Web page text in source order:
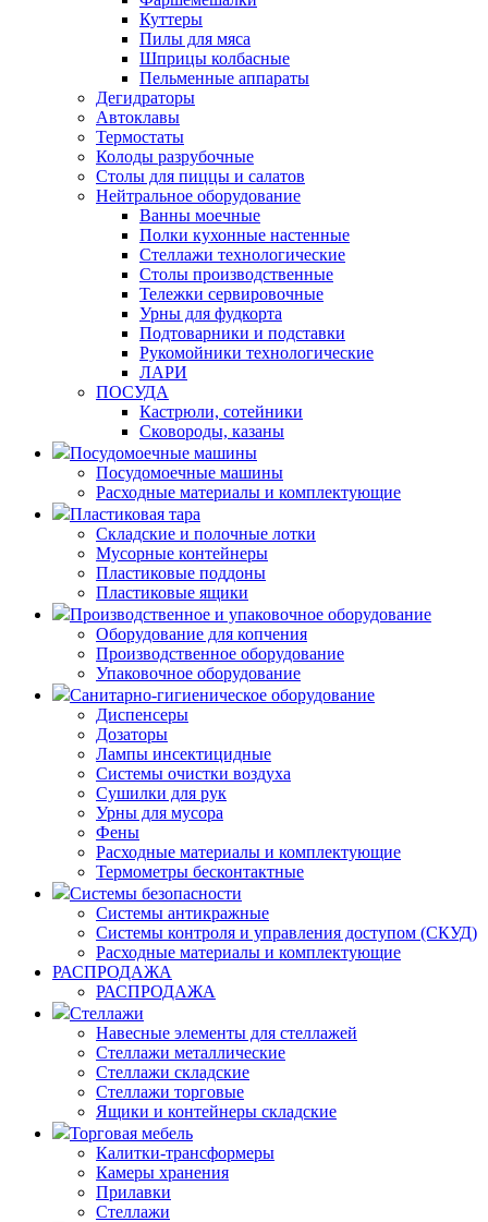
Куттеры
Пилы для мяса
Шприцы колбасные
Пельменные аппараты
Дегидраторы
Автоклавы
Термостаты
Колоды разрубочные
Столы для пиццы и салатов
Нейтральное оборудование
Ванны моечные
Полки кухонные настенные
Стеллажи технологические
Столы производственные
Тележки сервировочные
Урны для фудкорта
Подтоварники и подставки
Рукомойники технологические
ЛАРИ
ПОСУДА
Кастрюли, сотейники
Сковороды, казаны
Посудомоечные машины
Посудомоечные машины
Расходные материалы и комплектующие
Пластиковая тара
Складские и полочные лотки
Мусорные контейнеры
Пластиковые поддоны
Пластиковые ящики
Производственное и упаковочное оборудование
Оборудование для копчения
Производственное оборудование
Упаковочное оборудование
Санитарно-гигиеническое оборудование
Диспенсеры
Дозаторы
Лампы инсектицидные
Системы очистки воздуха
Сушилки для рук
Урны для мусора
Фены
Расходные материалы и комплектующие
Термометры бесконтактные
Системы безопасности
Системы антикражные
Системы контроля и управления доступом (СКУД)
Расходные материалы и комплектующие
РАСПРОДАЖА
РАСПРОДАЖА
Стеллажи
Навесные элементы для стеллажей
Стеллажи металлические
Стеллажи складские
Стеллажи торговые
Ящики и контейнеры складские
Торговая мебель
Калитки-трансформеры
Камеры хранения
Прилавки
Стеллажи